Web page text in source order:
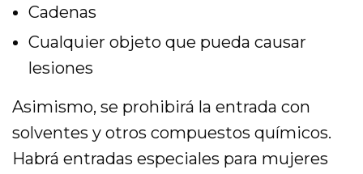
Cadenas
Cualquier objeto que pueda causar
lesiones
Asimismo, se prohibirá la entrada con
solventes y otros compuestos químicos.
Habrá entradas especiales para mujeres